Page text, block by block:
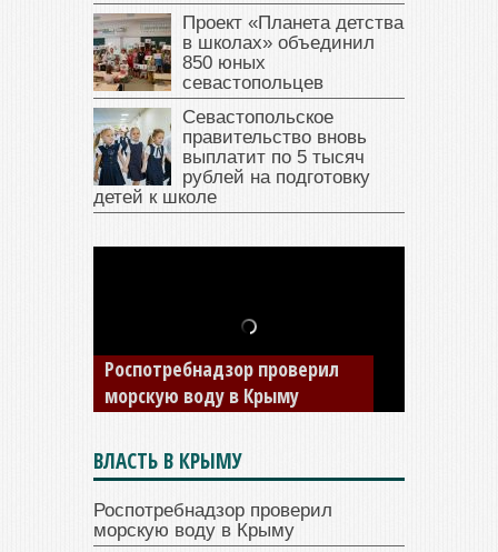
Проект «Планета детства
в школах» объединил
850 юных
севастопольцев
Севастопольское
правительство вновь
выплатит по 5 тысяч
рублей на подготовку
детей к школе
В Крыму у жителя Саки
изъяли автомобиль —
накопил долги по штрафам
ГИБДД
ВЛАСТЬ В КРЫМУ
Роспотребнадзор проверил
морскую воду в Крыму